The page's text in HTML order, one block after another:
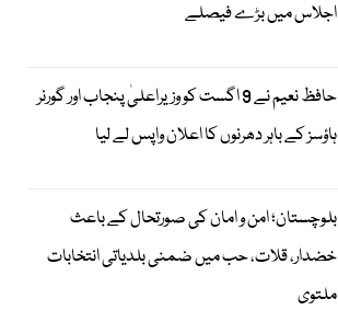
اجلاس میں بڑے فیصلے
حافظ نعیم نے 9 اگست کو وزیراعلیٰ پنجاب اور گورنر
ہاؤسز کے باہر دھرنوں کا اعلان واپس لے لیا
بلوچستان؛ امن و امان کی صورتحال کے باعث
خضدار، قلات، حب میں ضمنی بلدیاتی انتخابات
ملتوی